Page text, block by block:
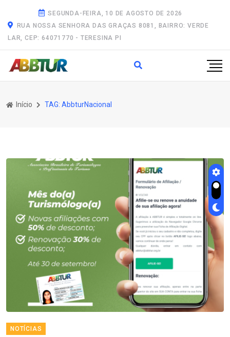
SEGUNDA-FEIRA, 10 DE AGOSTO DE 2026
RUA NOSSA SENHORA DAS GRAÇAS 8081, BAIRRO: VERDE
LAR, CEP: 64071770 - TERESINA PI
Início TAG: AbbturNacional
NOTÍCIAS